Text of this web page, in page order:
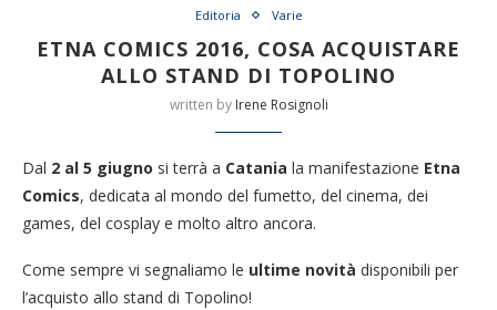
Editoria Varie
ETNA COMICS 2016, COSA ACQUISTARE
ALLO STAND DI TOPOLINO
written by Irene Rosignoli
Dal 2 al 5 giugno si terrà a Catania la manifestazione Etna
Comics, dedicata al mondo del fumetto, del cinema, dei
games, del cosplay e molto altro ancora.
Come sempre vi segnaliamo le ultime novità disponibili per
l’acquisto allo stand di Topolino!